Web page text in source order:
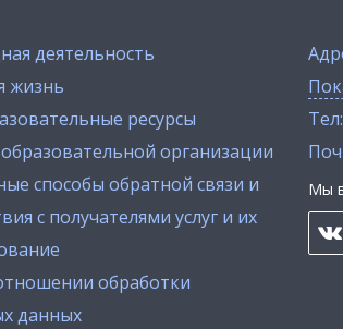
деятельность
жизнь
ресурсы
организации
способы обратной связи и
с получателями услуг и их
обработки
данных
Тел:
Мы